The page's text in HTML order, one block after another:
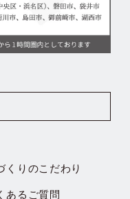
くりのこだわり
あるご質問